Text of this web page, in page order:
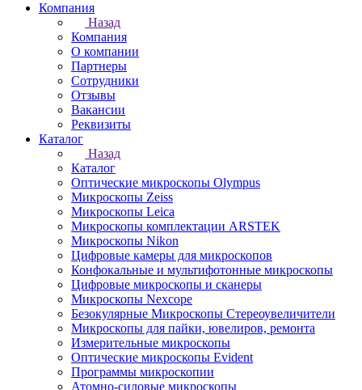
Компания
Назад
Компания
О компании
Партнеры
Сотрудники
Отзывы
Вакансии
Реквизиты
Каталог
Назад
Каталог
Оптические микроскопы Olympus
Микроскопы Zeiss
Микроскопы Leica
Микроскопы комплектации ARSTEK
Микроскопы Nikon
Цифровые камеры для микроскопов
Конфокальные и мультифотонные микроскопы
Цифровые микроскопы и сканеры
Микроскопы Nexcope
Безокулярные Микроскопы Стереоувеличители
Микроскопы для пайки, ювелиров, ремонта
Измерительные микроскопы
Оптические микроскопы Evident
Программы микроскопии
Атомно-силовые микроскопы